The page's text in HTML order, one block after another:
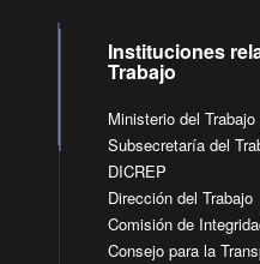
Instituciones
Trabajo
Ministerio del
Subsecretaría del
DICREP
Dirección del Trabajo
Comisión de
Consejo para la